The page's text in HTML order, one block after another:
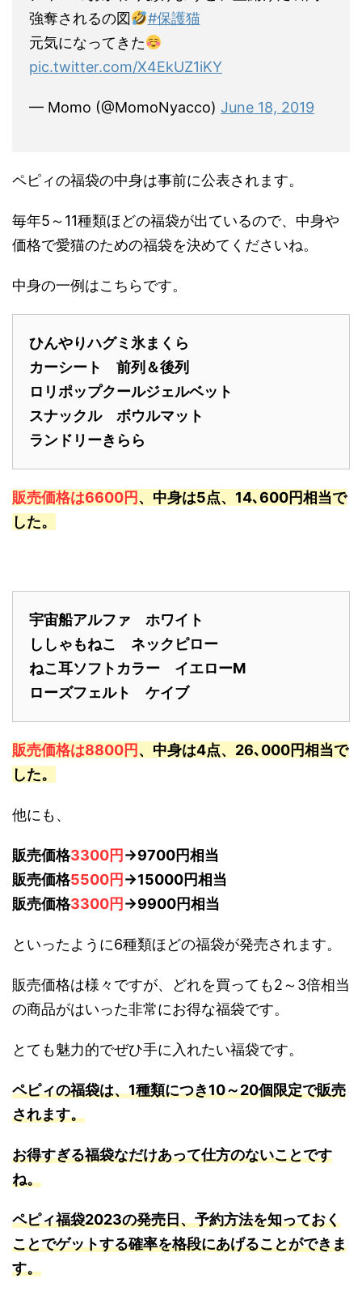
強奪されるの図
#保護猫
元気になってきた
pic.twitter.com/X4EkUZ1iKY
— Momo (@MomoNyacco) June 18, 2019
ペピィの福袋の中身は事前に公表されます。
毎年5～11種類ほどの福袋が出ているので、中身や
価格で愛猫のための福袋を決めてくださいね。
中身の一例はこちらです。
ひんやりハグミ氷まくら
カーシート 前列＆後列
ロリポップクールジェルベット
スナックル ボウルマット
ランドリーきらら
販売価格は6600円、中身は5点、14､600円相当で
した。
宇宙船アルファ ホワイト
ししゃもねこ ネックピロー
ねこ耳ソフトカラー イエローM
ローズフェルト ケイブ
販売価格は8800円、中身は4点、26､000円相当で
した。
他にも、
販売価格3300円 →9700円相当
販売価格5500円 →15000円相当
販売価格3300円 →9900円相当
といったように6種類ほどの福袋が発売されます。
販売価格は様々ですが、どれを買っても2～3倍相当
の商品がはいった非常にお得な福袋です。
とても魅力的でぜひ手に入れたい福袋です。
ペピィの福袋は、1種類につき10～20個限定で販売
されます。
お得すぎる福袋なだけあって仕方のないことです
ね。
ペピィ福袋2023の発売日、予約方法を知っておく
ことでゲットする確率を格段にあげることができま
す。